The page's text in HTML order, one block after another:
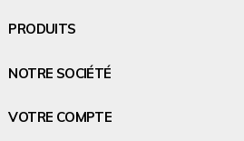
PRODUITS
NOTRE SOCIÉTÉ
VOTRE COMPTE